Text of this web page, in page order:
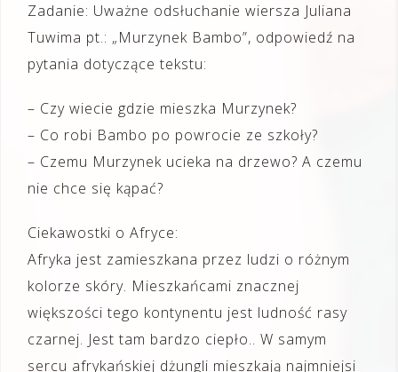
Zadanie: Uważne odsłuchanie wiersza Juliana
Tuwima pt.: „Murzynek Bambo”, odpowiedź na
pytania dotyczące tekstu:
– Czy wiecie gdzie mieszka Murzynek?
– Co robi Bambo po powrocie ze szkoły?
– Czemu Murzynek ucieka na drzewo? A czemu
nie chce się kąpać?
Ciekawostki o Afryce:
Afryka jest zamieszkana przez ludzi o różnym
kolorze skóry. Mieszkańcami znacznej
większości tego kontynentu jest ludność rasy
czarnej. Jest tam bardzo ciepło.. W samym
sercu afrykańskiej dżungli mieszkają najmniejsi